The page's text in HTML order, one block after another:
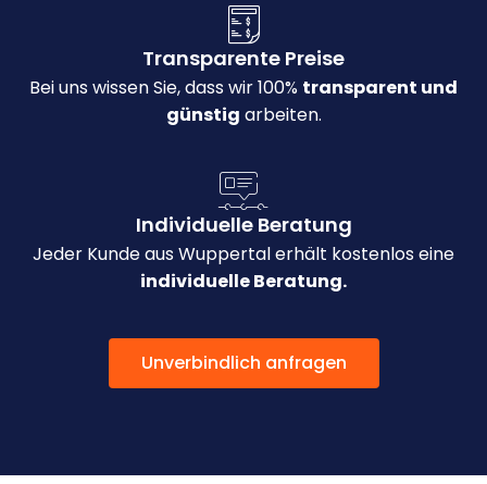
Transparente Preise
Bei uns wissen Sie, dass wir 100% transparent und
günstig arbeiten.
Individuelle Beratung
Jeder Kunde aus Wuppertal erhält kostenlos eine
individuelle Beratung.
Unverbindlich anfragen